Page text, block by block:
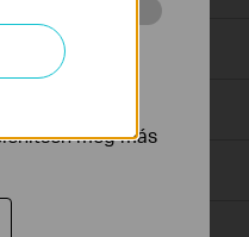
be annak
meg más